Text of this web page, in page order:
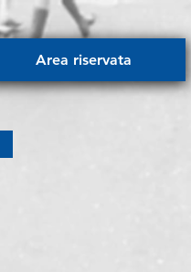
Area riservata